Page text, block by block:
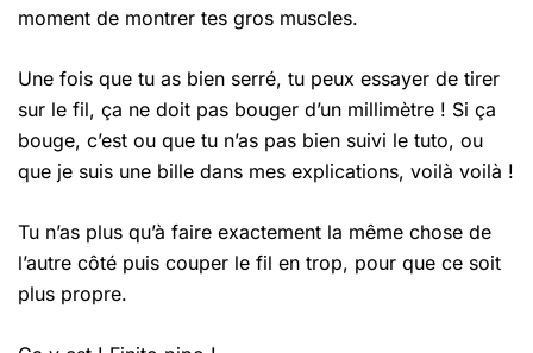
moment de montrer tes gros muscles.
Une fois que tu as bien serré, tu peux essayer de tirer
sur le fil, ça ne doit pas bouger d’un millimètre ! Si ça
bouge, c’est ou que tu n’as pas bien suivi le tuto, ou
que je suis une bille dans mes explications, voilà voilà !
Tu n’as plus qu’à faire exactement la même chose de
l’autre côté puis couper le fil en trop, pour que ce soit
plus propre.